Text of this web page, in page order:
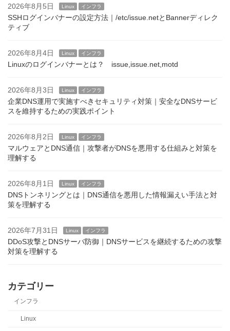
2026年8月5日 Linux インフラ
SSHログインバナーの設定方法｜/etc/issue.netとBannerディレク
ティブ
2026年8月4日 Linux インフラ
Linuxのログインバナーとは？ issue,issue.net,motd
2026年8月3日 Linux インフラ
企業DNS運用で実施すべきセキュリティ対策｜安全なDNSサービ
スを維持するための実践ポイント
2026年8月2日 Linux インフラ
マルウェアとDNS通信｜攻撃者がDNSを悪用する仕組みと対策を
理解する
2026年8月1日 Linux インフラ
DNSトンネリングとは｜DNS通信を悪用した情報漏えい手法と対
策を理解する
2026年7月31日 Linux インフラ
DDoS攻撃とDNSサーバ防御｜DNSサービスを継続するための攻撃
対策を理解する
カテゴリー
インフラ
Linux